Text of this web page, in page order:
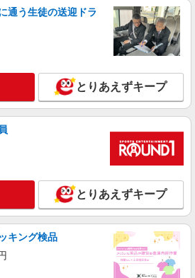
通う生徒の送迎ドラ
とりあえずキープ
とりあえずキープ
キング検品